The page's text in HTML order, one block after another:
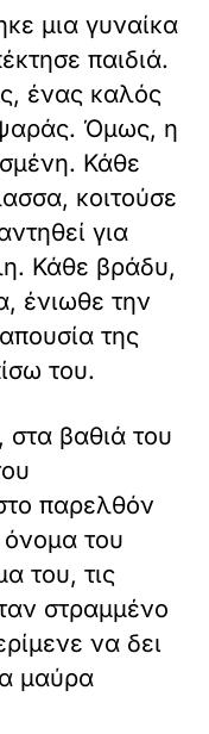
μια γυναίκα
παιδιά.
ένας καλός
Όμως, η
Κάθε
κοιτούσε
για
Κάθε βράδυ,
ένιωθε την
της
του.
στα βαθιά του
παρελθόν
όνομα του
του, τις
στραμμένο
να δει
μαύρα